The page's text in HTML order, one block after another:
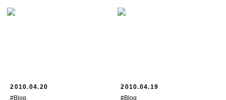
2010.04.20
#Blog
2010.04.19
#Blog